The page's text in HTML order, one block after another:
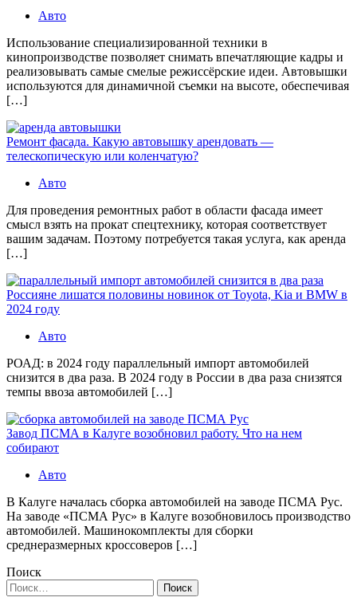
Авто
Использование специализированной техники в
кинопроизводстве позволяет снимать впечатляющие кадры и
реализовывать самые смелые режиссёрские идеи. Автовышки
используются для динамичной съемки на высоте, обеспечивая
[…]
Ремонт фасада. Какую автовышку арендовать —
телескопическую или коленчатую?
Авто
Для проведения ремонтных работ в области фасада имеет
смысл взять на прокат спецтехнику, которая соответствует
вашим задачам. Поэтому потребуется такая услуга, как аренда
[…]
Россияне лишатся половины новинок от Toyota, Kia и BMW в
2024 году
Авто
РОАД: в 2024 году параллельный импорт автомобилей
снизится в два раза. В 2024 году в России в два раза снизятся
темпы ввоза автомобилей […]
Завод ПСМА в Калуге возобновил работу. Что на нем
собирают
Авто
В Калуге началась сборка автомобилей на заводе ПСМА Рус.
На заводе «ПСМА Рус» в Калуге возобновилось производство
автомобилей. Машинокомплекты для сборки
среднеразмерных кроссоверов […]
Поиск
Найти: